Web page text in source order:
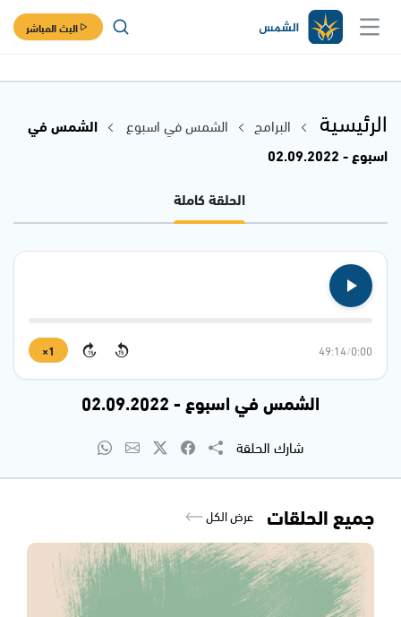
البث المباشر
الرئيسية البرامج الشمس في اسبوع
الشمس في
اسبوع - 02.09.2022
الحلقة كاملة
0:00
/
49:14
15
15
1×
الشمس في اسبوع - 02.09.2022
شارك الحلقة
جميع الحلقات عرض الكل